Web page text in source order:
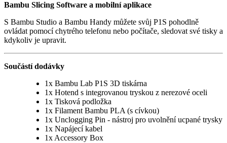
Bambu Slicing Software a mobilní aplikace
S Bambu Studio a Bambu Handy můžete svůj P1S pohodlně
ovládat pomocí chytrého telefonu nebo počítače, sledovat své tisky a
kdykoliv je upravit.
Součástí dodávky
1x Bambu Lab P1S 3D tiskárna
1x Hotend s integrovanou tryskou z nerezové oceli
1x Tisková podložka
1x Filament Bambu PLA (s cívkou)
1x Unclogging Pin - nástroj pro uvolnění ucpané trysky
1x Napájecí kabel
1x Accessory Box